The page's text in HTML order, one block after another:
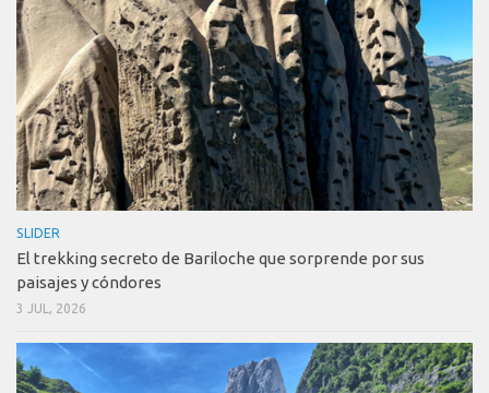
SLIDER
El trekking secreto de Bariloche que sorprende por sus
paisajes y cóndores
3 JUL, 2026